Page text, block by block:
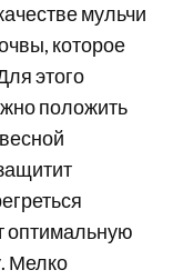
мульчи
которое
этого
положить
оптимальную
Мелко